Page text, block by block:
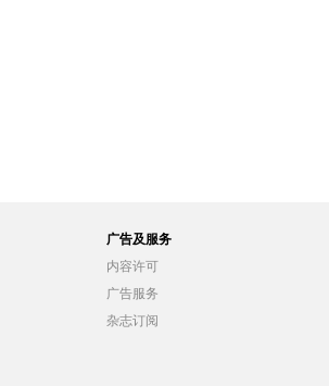
广告及服务
内容许可
广告服务
杂志订阅